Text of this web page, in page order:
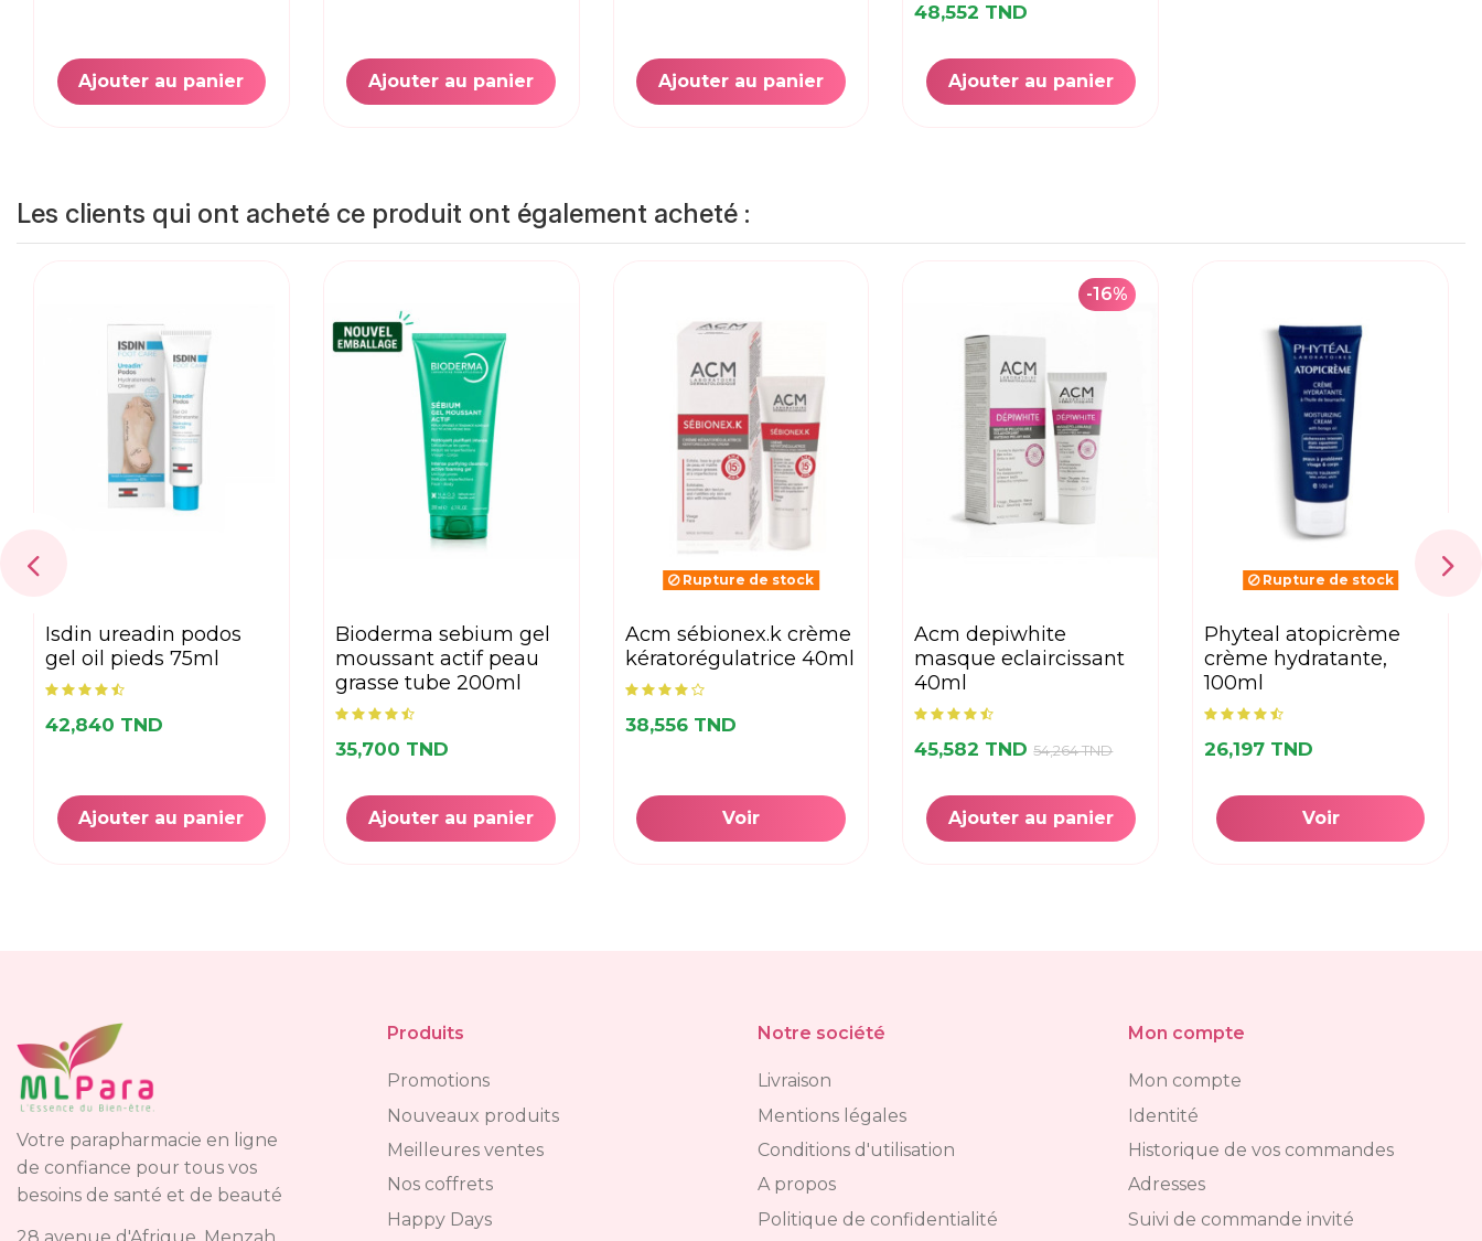
Ajouter au panier Ajouter au panier Ajouter au panier
48,552 TND
Ajouter au panier
Les clients qui ont acheté ce produit ont également acheté :
isdin ureadin podos
gel oil pieds 75ml
42,840 TND
Ajouter au panier
bioderma sebium gel
moussant actif peau
grasse tube 200ml
35,700 TND
Ajouter au panier
Rupture de stock
acm sébionex.k crème
kératorégulatrice 40ml
38,556 TND
Voir
-16%
acm depiwhite
masque eclaircissant
40ml
45,582 TND54,264 TND
Ajouter au panier
Rupture de stock
phyteal atopicrème
crème hydratante,
100ml
26,197 TND
Voir
Votre parapharmacie en ligne
de confiance pour tous vos
besoins de santé et de beauté
Produits
Promotions
Nouveaux produits
Meilleures ventes
Nos coffrets
Happy Days
Notre société
Livraison
Mentions légales
Conditions d'utilisation
A propos
Politique de confidentialité
Mon compte
Mon compte
Identité
Historique de vos commandes
Adresses
Suivi de commande invité